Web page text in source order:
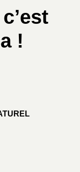
!